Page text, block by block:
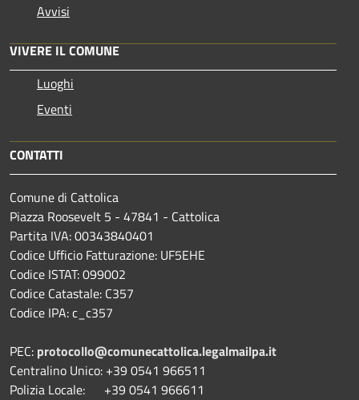
Avvisi
VIVERE IL COMUNE
Luoghi
Eventi
CONTATTI
Comune di Cattolica
Piazza Roosevelt 5 - 47841 - Cattolica
Partita IVA: 00343840401
Codice Ufficio Fatturazione: UF5EHE
Codice ISTAT: 099002
Codice Catastale: C357
Codice IPA: c_c357
PEC: protocollo@comunecattolica.legalmailpa.it
Centralino Unico: +39 0541 966511
Polizia Locale: +39 0541 966611